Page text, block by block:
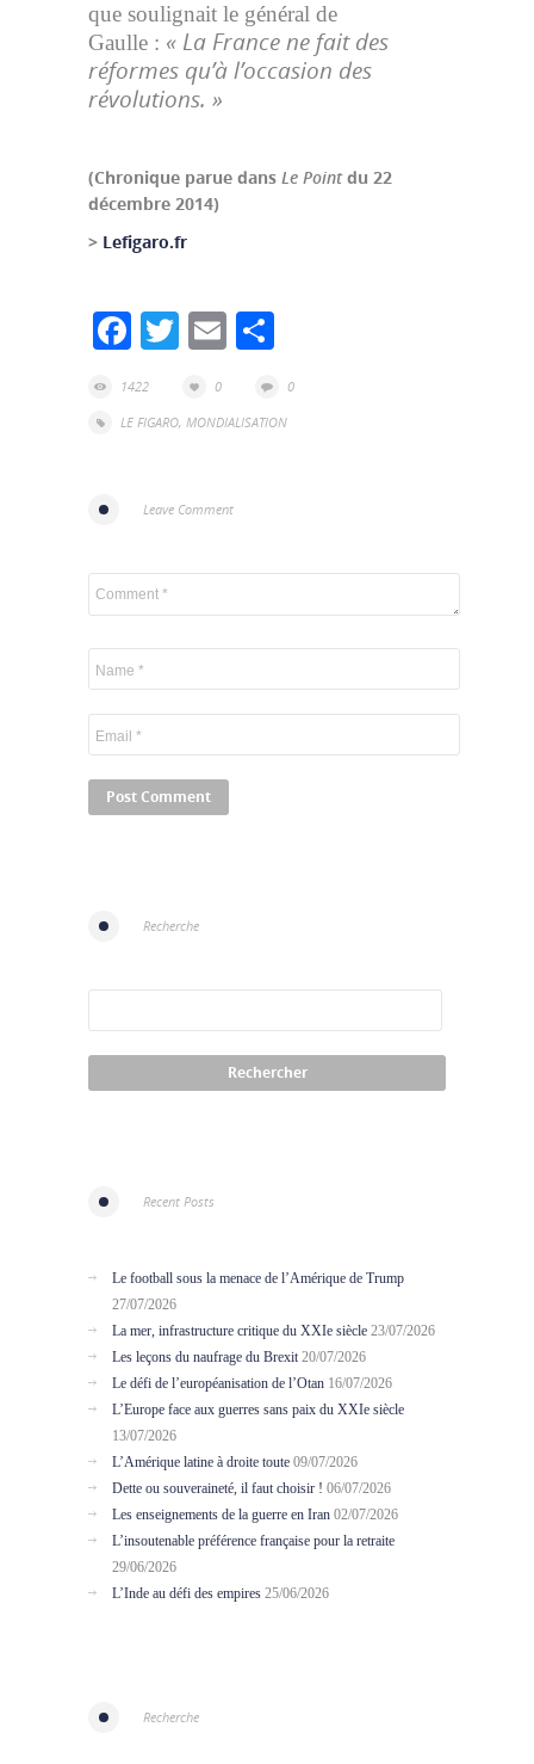
que soulignait le général de
Gaulle : « La France ne fait des
réformes qu’à l’occasion des
révolutions. »
(Chronique parue dans Le Pointdu 22
décembre 2014)
> Lefigaro.fr
Facebook
TwitterEmail
1422 0
0
LE FIGARO, MONDIALISATION
Leave Comment
Recherche
Recent Posts
Le football sous la menace de l’Amérique de Trump
27/07/2026
La mer, infrastructure critique du XXIe siècle 23/07/2026
Les leçons du naufrage du Brexit 20/07/2026
Le défi de l’européanisation de l’Otan 16/07/2026
L’Europe face aux guerres sans paix du XXIe siècle
13/07/2026
L’Amérique latine à droite toute 09/07/2026
Dette ou souveraineté, il faut choisir ! 06/07/2026
Les enseignements de la guerre en Iran 02/07/2026
L’insoutenable préférence française pour la retraite
29/06/2026
L’Inde au défi des empires 25/06/2026
Recherche